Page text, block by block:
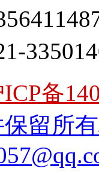
备
留所